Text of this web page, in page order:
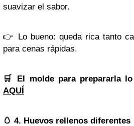
suavizar el sabor.
👉 Lo bueno: queda rica tanto
para cenas rápidas.
🛒 El molde para prepararla
AQUÍ
🥚 4. Huevos rellenos diferentes